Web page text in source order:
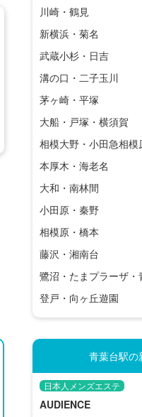
川崎・鶴見
新横浜・菊名
武蔵小杉・日吉
溝の口・二子玉川
茅ヶ崎・平塚
大船・戸塚・横須賀
相模大野・小田急相模
本厚木・海老名
大和・南林間
小田原・秦野
相模原・橋本
藤沢・湘南台
鷺沼・たまプラーザ・
登戸・向ヶ丘遊園
青葉台駅の
日本人メンズエステ
AUDIENCE